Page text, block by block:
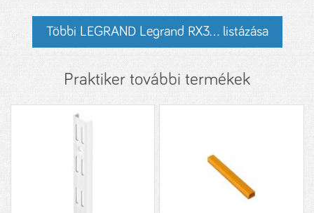
Többi LEGRAND Legrand RX3... listázása
Praktiker további termékek